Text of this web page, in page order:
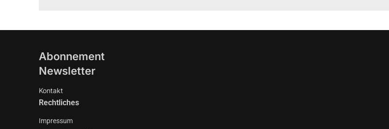
Abonnement
Newsletter
Kontakt
Rechtliches
Impressum